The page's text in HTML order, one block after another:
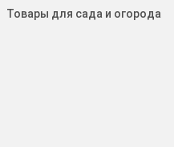
Товары для сада и огорода